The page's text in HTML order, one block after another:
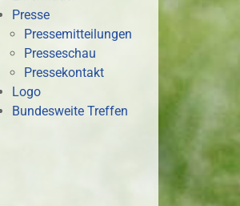
Presse
Pressemitteilungen
Presseschau
Pressekontakt
Logo
Bundesweite Treffen